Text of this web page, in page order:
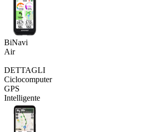
BiNavi
Air
DETTAGLI
Ciclocomputer
GPS
Intelligente